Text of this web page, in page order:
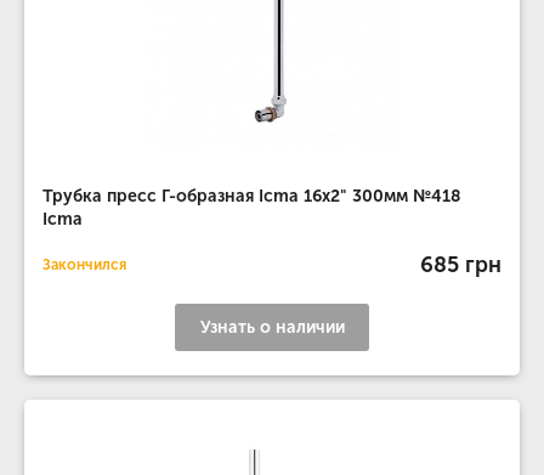
Трубка пресс Г-образная Icma 16х2" 300мм №418
Icma
Закончился 685 грн
Узнать о наличии